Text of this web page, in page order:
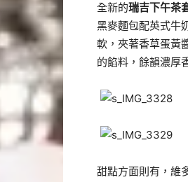
全新的瑞吉下午茶
黑麥麵包配英式牛
軟，夾著香草蛋黃
的餡料，餘韻濃厚
甜點方面則有，維